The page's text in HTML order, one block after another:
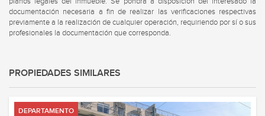
documentación necesaria a fin de realizar las verificaciones respectivas
previamente a la realización de cualquier operación, requiriendo por sí o sus
profesionales la documentación que corresponda.
PROPIEDADES SIMILARES
DEPARTAMENTO